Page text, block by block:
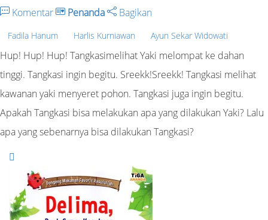
Komentar Penanda Bagikan
Fadila Hanum Harlis Kurniawan Ayun Sekar Widowati
Hup! Hup! Hup! Tangkasimelihat Yaki melompat ke dahan
tinggi. Tangkasi ingin begitu. Sreekk!Sreekk! Tangkasi melihat
kawanan yaki menyeret pohon. Tangkasi juga ingin begitu.
Apakah Tangkasi bisa melakukan apa yang dilakukan Yaki? Lalu
apa yang sebenarnya bisa dilakukan Tangkasi?